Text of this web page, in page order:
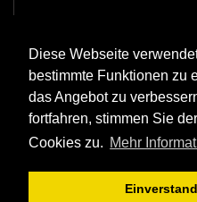
Diese Webseite
bestimmte Funktionen zu
das Angebot zu
fortfahren, stimmen Sie
Cookies zu. Mehr
+49 211 - 229 75 921
+49 211 - 229 75 924
+49 211 - 229 75 927
orders@balter.de
support@balter.de